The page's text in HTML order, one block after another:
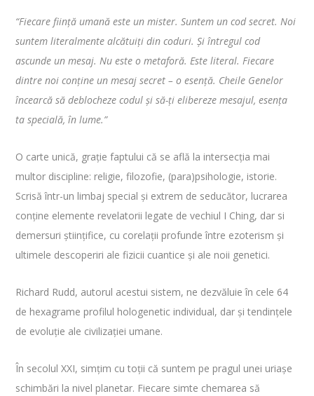
“Fiecare ființă umană este un mister. Suntem un cod secret. Noi
suntem literalmente alcătuiți din coduri. Și întregul cod
ascunde un mesaj. Nu este o metaforă. Este literal. Fiecare
dintre noi conține un mesaj secret – o esență. Cheile Genelor
încearcă să deblocheze codul și să-ți elibereze mesajul, esența
ta specială, în lume.”
O carte unică, grație faptului că se află la intersecția mai
multor discipline: religie, filozofie, (para)psihologie, istorie.
Scrisă într-un limbaj special și extrem de seducător, lucrarea
conține elemente revelatorii legate de vechiul I Ching, dar si
demersuri științifice, cu corelații profunde între ezoterism și
ultimele descoperiri ale fizicii cuantice și ale noii genetici.
Richard Rudd, autorul acestui sistem, ne dezvăluie în cele 64
de hexagrame profilul hologenetic individual, dar și tendințele
de evoluție ale civilizației umane.
În secolul XXI, simțim cu toții că suntem pe pragul unei uriașe
schimbări la nivel planetar. Fiecare simte chemarea să